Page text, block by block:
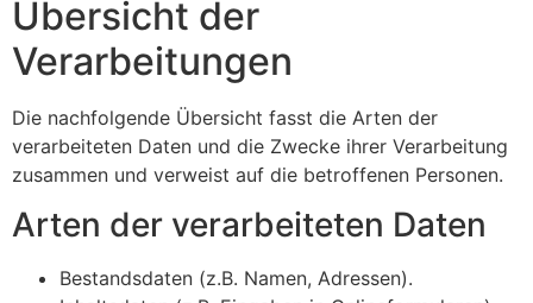
Übersicht der
Verarbeitungen
Die nachfolgende Übersicht fasst die Arten der
verarbeiteten Daten und die Zwecke ihrer Verarbeitung
zusammen und verweist auf die betroffenen Personen.
Arten der verarbeiteten Daten
Bestandsdaten (z.B. Namen, Adressen).